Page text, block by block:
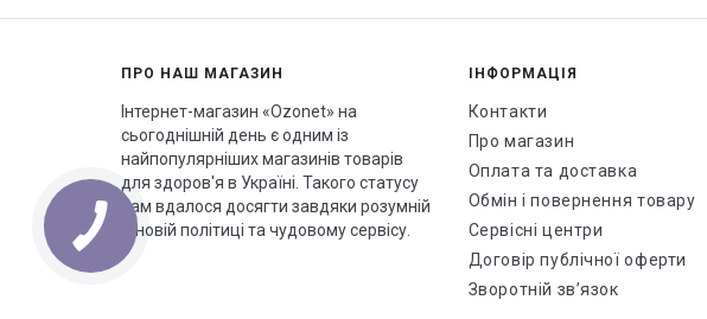
ПРО НАШ МАГАЗИН
Інтернет-магазин «Ozonet» на
сьогоднішній день є одним із
найпопулярніших магазинів товарів
для здоров'я в Україні. Такого статусу
нам вдалося досягти завдяки розумній
ціновій політиці та чудовому сервісу.
ІНФОРМАЦІЯ
Контакти
Про магазин
Оплата та доставка
Обмін і повернення товару
Сервісні центри
Договір публічної оферти
Зворотній зв’язок